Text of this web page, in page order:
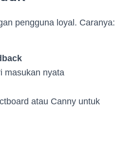
pengguna loyal. Caranya:
masukan nyata
atau Canny untuk